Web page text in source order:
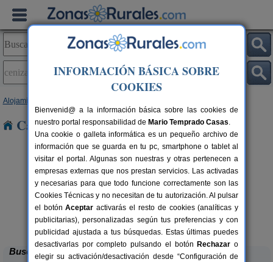
Alojamientos
Casas Rurales en Cenizate
2-9+1 pers.
desde25 €
La Derrubiá
Villamalea (Albacete)
Buscar
INFORMACIÓN BÁSICA SOBRE
COOKIES
Bienvenid@ a la información básica sobre las cookies de
nuestro portal responsabilidad de Mario Temprado Casas.
Una cookie o galleta informática es un pequeño archivo de
información que se guarda en tu pc, smartphone o tablet al
visitar el portal. Algunas son nuestras y otras pertenecen a
empresas externas que nos prestan servicios. Las activadas
y necesarias para que todo funcione correctamente son las
Cookies Técnicas y no necesitan de tu autorización. Al pulsar
el botónAceptar activarás el resto de cookies (analíticas y
publicitarias), personalizadas según tus preferencias y con
publicidad ajustada a tus búsquedas. Estas últimas puedes
desactivarlas por completo pulsando el botón Rechazar o
elegir su activación/desactivación desde “Configuración de